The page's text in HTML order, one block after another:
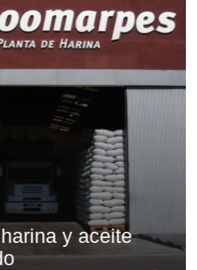
y aceite